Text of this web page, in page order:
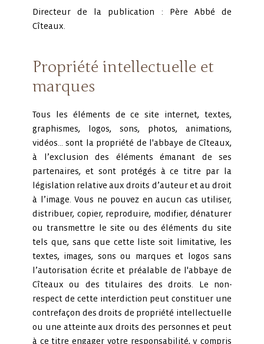
Directeur de la publication :
Père Abbé de
Cîteaux.
Propriété intellectuelle et
marques
Tous les éléments de ce site internet, textes,
graphismes, logos, sons, photos, animations,
vidéos… sont la propriété de l'abbaye de Cîteaux,
à l’exclusion des éléments émanant de ses
partenaires, et sont protégés à ce titre par la
législation relative aux droits d’auteur et au droit
à l’image. Vous ne pouvez en aucun cas utiliser,
distribuer, copier, reproduire, modifier, dénaturer
ou transmettre le site ou des éléments du site
tels que, sans que cette liste soit limitative, les
textes, images, sons ou marques et logos sans
l’autorisation écrite et préalable de l'abbaye de
Cîteaux ou des titulaires des droits. Le non-
respect de cette interdiction peut constituer une
contrefaçon des droits de propriété intellectuelle
ou une atteinte aux droits des personnes et peut
à ce titre engager votre responsabilité, y compris